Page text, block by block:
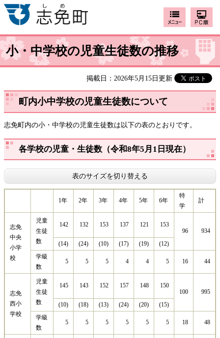
小・中学校の児童生徒数の推移
掲載日：2026年5月15日更新
町内小中学校の児童生徒数について
志免町内の小・中学校の児童生徒数は以下の表のとおりです。
各学校の児童・生徒数（令和8年5月1日現在）
表のサイズを切り替える
1年 2年 3年 4年 5年 6年
特
学
計
志免
中央
小学
校
児童
生徒
数
142 132 153 137 121
153
96
934
(14)
(24) (10) (17) (19)
(12)
学級
数
5 5 5 4 4 5 16 44
志免
西小
学校
児童
生徒
数
145 143 152 157 148
150
100
995
(10)
(18) (13) (24) (20)
(15)
学級
数
5 5 5 5 5 5 18 48